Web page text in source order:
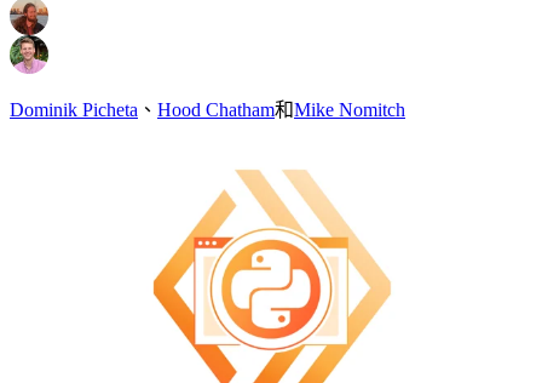
Dominik Picheta 、 Hood Chatham和Mike Nomitch